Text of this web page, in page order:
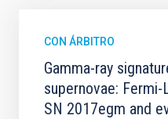
CON ÁRBITRO
Gamma-ray
supernovae:
SN 2017egm and